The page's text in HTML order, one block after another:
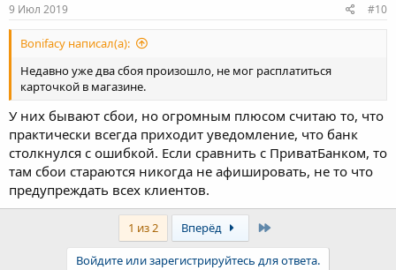
9 Июл 2019 #10
Bonifacy написал(а):
Недавно уже два сбоя произошло, не мог расплатиться
карточкой в магазине.
У них бывают сбои, но огромным плюсом считаю то, что
практически всегда приходит уведомление, что банк
столкнулся с ошибкой. Если сравнить с ПриватБанком, то
там сбои стараются никогда не афишировать, не то что
предупреждать всех клиентов.
1 из 2 Вперёд
Войдите или зарегистрируйтесь для ответа.